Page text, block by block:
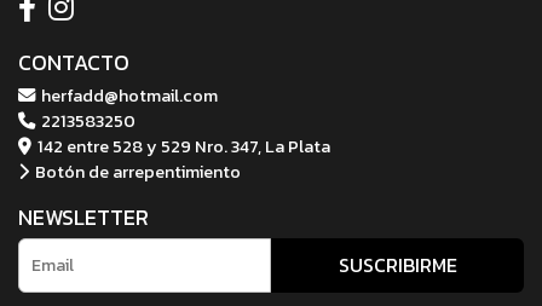
CONTACTO
herfadd@hotmail.com
2213583250
142 entre 528 y 529 Nro. 347, La Plata
Botón de arrepentimiento
NEWSLETTER
SUSCRIBIRME